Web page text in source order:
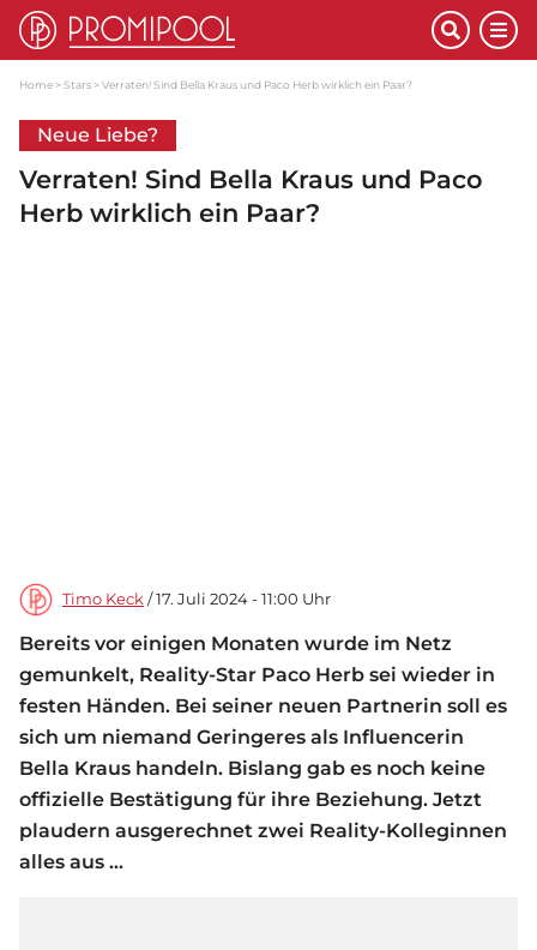
Home Stars Verraten! Sind Bella Kraus und Paco Herb wirklich ein Paar?
Neue Liebe?
Verraten! Sind Bella Kraus und Paco
Herb wirklich ein Paar?
Timo Keck / 17. Juli 2024 - 11:00 Uhr
Bereits vor einigen Monaten wurde im Netz
gemunkelt, Reality-Star Paco Herb sei wieder in
festen Händen. Bei seiner neuen Partnerin soll es
sich um niemand Geringeres als Influencerin
Bella Kraus handeln. Bislang gab es noch keine
offizielle Bestätigung für ihre Beziehung. Jetzt
plaudern ausgerechnet zwei Reality-Kolleginnen
alles aus …